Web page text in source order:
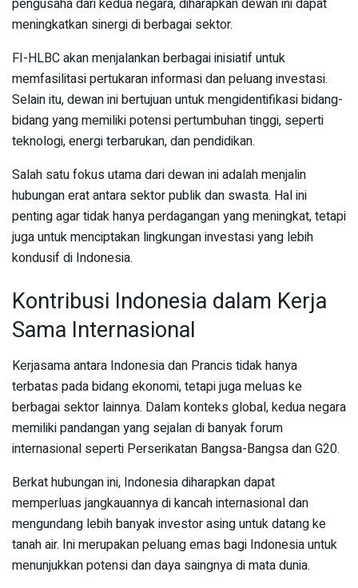
pengusaha dari kedua negara, diharapkan dewan ini dapat
meningkatkan sinergi di berbagai sektor.
FI-HLBC akan menjalankan berbagai inisiatif untuk
memfasilitasi pertukaran informasi dan peluang investasi.
Selain itu, dewan ini bertujuan untuk mengidentifikasi bidang-
bidang yang memiliki potensi pertumbuhan tinggi, seperti
teknologi, energi terbarukan, dan pendidikan.
Salah satu fokus utama dari dewan ini adalah menjalin
hubungan erat antara sektor publik dan swasta. Hal ini
penting agar tidak hanya perdagangan yang meningkat, tetapi
juga untuk menciptakan lingkungan investasi yang lebih
kondusif di Indonesia.
Kontribusi Indonesia dalam Kerja
Sama Internasional
Kerjasama antara Indonesia dan Prancis tidak hanya
terbatas pada bidang ekonomi, tetapi juga meluas ke
berbagai sektor lainnya. Dalam konteks global, kedua negara
memiliki pandangan yang sejalan di banyak forum
internasional seperti Perserikatan Bangsa-Bangsa dan G20.
Berkat hubungan ini, Indonesia diharapkan dapat
memperluas jangkauannya di kancah internasional dan
mengundang lebih banyak investor asing untuk datang ke
tanah air. Ini merupakan peluang emas bagi Indonesia untuk
menunjukkan potensi dan daya saingnya di mata dunia.